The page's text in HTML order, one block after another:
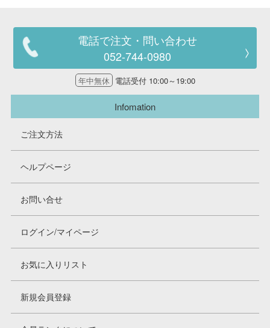
メルマガ登録 LINEお友達登録
Infomation
ヘルプページ
お問い合せ
ログイン/マイページ
お気に入りリスト
新規会員登録
会員ランクについて
電話で注文・問い合わせ
052-744-0980
年中無休 電話受付 10:00～19:00
Infomation
ご注文方法
ヘルプページ
お問い合せ
ログイン/マイページ
お気に入りリスト
新規会員登録